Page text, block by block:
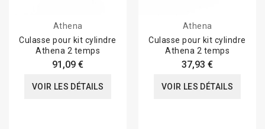
Athena
Culasse pour kit cylindre
Athena 2 temps
91,09 €
VOIR LES DÉTAILS
Athena
Culasse pour kit cylindre
Athena 2 temps
37,93 €
VOIR LES DÉTAILS